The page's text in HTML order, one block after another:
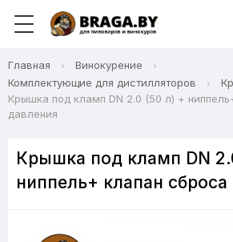
Главная
Винокурение
Комплектующие для дистилляторов
Крышка под кламп DN 2.0 (50 л) +
давления
Крышка под кламп DN
ниппель+ клапан сброса